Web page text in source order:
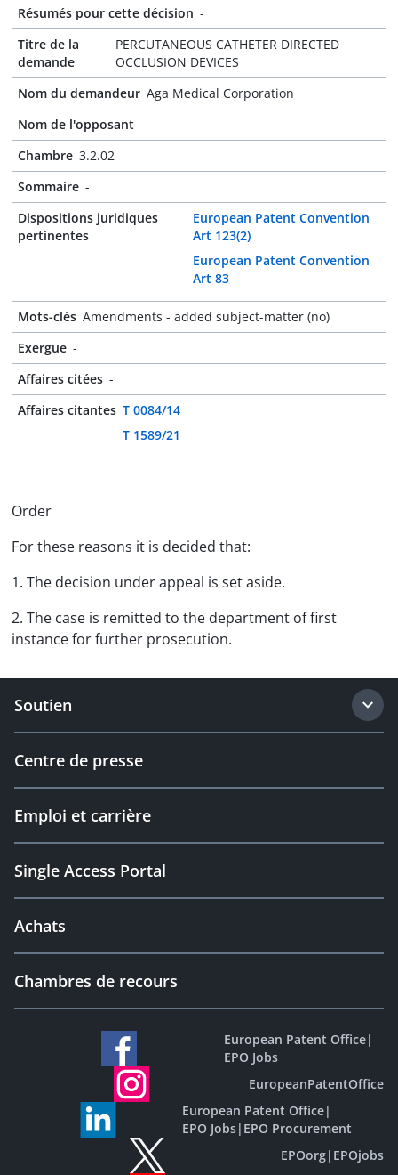
Résumés pour cette décision -
Titre de la
demande
PERCUTANEOUS CATHETER DIRECTED
OCCLUSION DEVICES
Nom du demandeur Aga Medical Corporation
Nom de l'opposant -
Chambre 3.2.02
Sommaire -
Dispositions juridiques
pertinentes
European Patent Convention
Art 123(2)
European Patent Convention
Art 83
Mots-clés Amendments - added subject-matter (no)
Exergue -
Affaires citées -
Affaires citantes T 0084/14
T 1589/21
Order
For these reasons it is decided that:
1. The decision under appeal is set aside.
2. The case is remitted to the department of first
instance for further prosecution.
Soutien
Centre de presse
Emploi et carrière
Single Access Portal
Achats
Chambres de recours
European Patent Office|
EPO Jobs
EuropeanPatentOffice
European Patent Office|
EPO Jobs| EPO Procurement
EPOorg| EPOjobs